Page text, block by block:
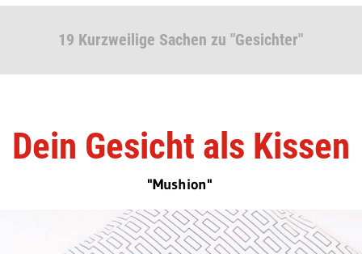
19 Kurzweilige Sachen zu "Gesichter"
Dein Gesicht als Kissen
"Mushion"